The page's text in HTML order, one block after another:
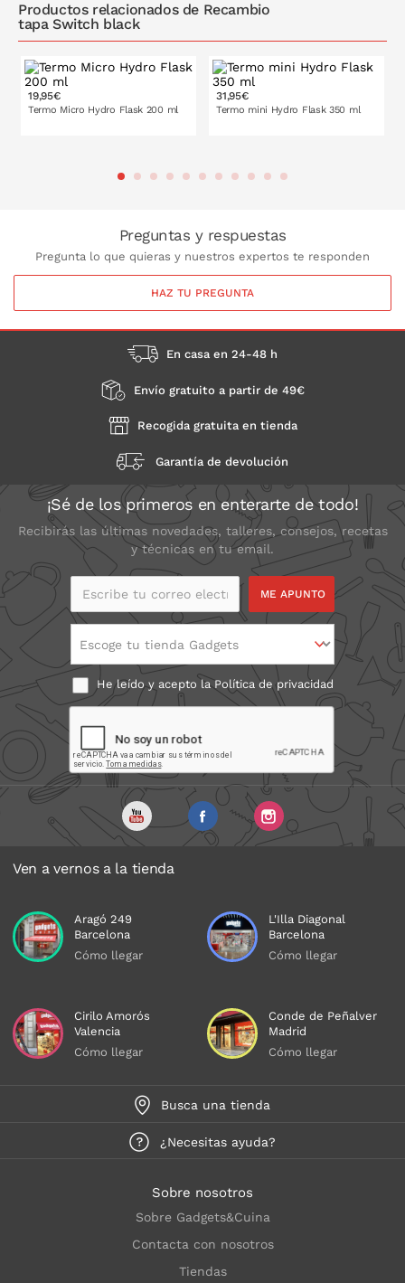
Productos relacionados de Recambio
tapa Switch black
19,95€
Termo Micro Hydro Flask 200 ml
31,95€
Termo mini Hydro Flask 350 ml
Preguntas y respuestas
Pregunta lo que quieras y nuestros expertos te responden
HAZ TU PREGUNTA
En casa en 24-48 h
Envío gratuito a partir de 49€
Recogida gratuita en tienda
Garantía de devolución
¡Sé de los primeros en enterarte de todo!
Recibirás las últimas novedades, talleres, consejos, recetas
y técnicas en tu email.
Escribe tu correo
Escoge tu tienda Gadgets
He leído y acepto laPolítica de privacidad
Ven a vernos a la tienda
Aragó 249
Barcelona
Cómo llegar
L'Illa Diagonal
Barcelona
Cómo llegar
Cirilo Amorós
Valencia
Cómo llegar
Conde de Peñalver
Madrid
Cómo llegar
Busca una tienda
¿Necesitas ayuda?
Sobre nosotros
Sobre Gadgets&Cuina
Contacta con nosotros
Tiendas